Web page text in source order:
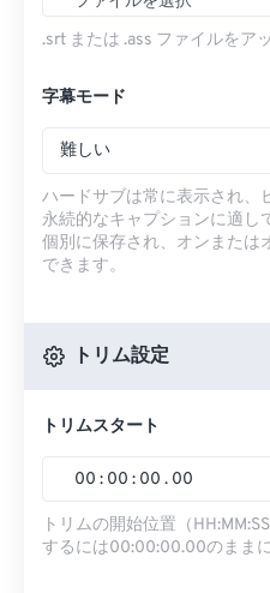
.srt または .ass ファイルをア
字幕モード
難しい
ハードサブは常に表示され、
永続的なキャプションに適し
個別に保存され、オンまたは
できます。
トリム設定
トリムスタート
00 : 00 : 00 . 00
トリムの開始位置（
するには00:00:00.00のままに